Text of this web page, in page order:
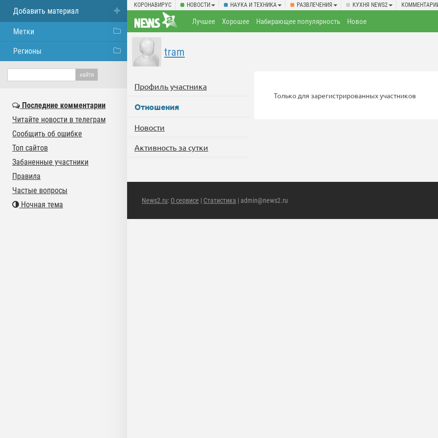
КОРОНАВИРУС НОВОСТИ НАУКА И ТЕХНИКА РАЗВЛЕЧЕНИЯ КУХНЯ NEWS2
Лучшее Хорошее Набирающее популярность Новое
tram
Профиль участника
Отношения
Новости
Активность за сутки
Только для зарегистрированных участников
News2.ru: О сервисе | Статистика | admin@news2.ru
Добавить материал
Метки
Регионы
Последние комментарии
Читайте новости в телеграм
Сообщить об ошибке
Топ сайтов
Забаненные участники
Правила
Частые вопросы
Ночная тема